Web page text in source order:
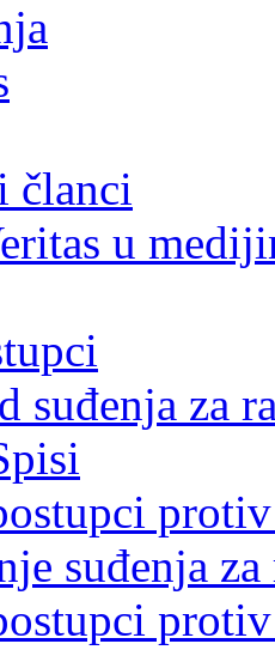
članci
u
suđenja za
suđenja